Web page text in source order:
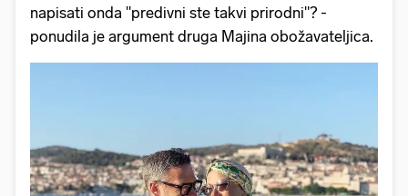
napisati onda "predivni ste takvi prirodni"? -
ponudila je argument druga Majina obožavateljica.